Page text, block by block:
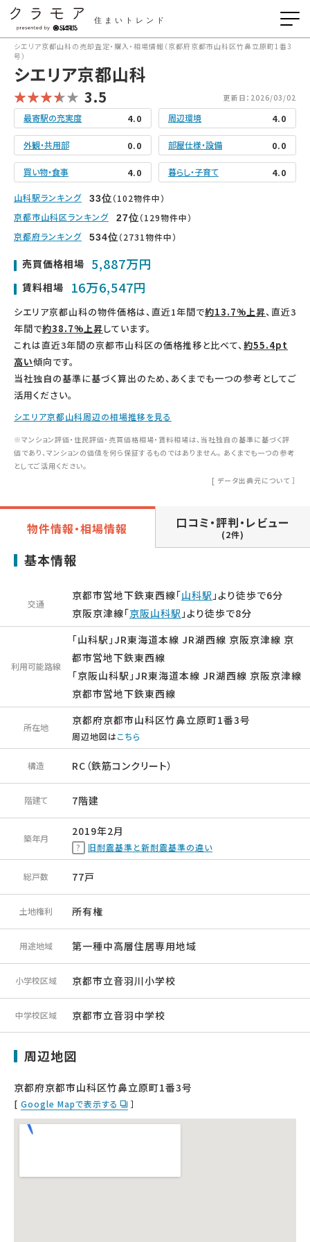
住まいトレンド
シエリア京都山科の売却査定・購入・相場情報（京都府京都市山科区竹鼻立原町1番3
号）
シエリア京都山科
3.5 更新日：2026/03/02
最寄駅の充実度 4.0 周辺環境 4.0
外観・共用部 0.0 部屋仕様・設備 0.0
買い物・食事 4.0 暮らし・子育て 4.0
山科駅ランキング 33位（102物件中）
京都市山科区ランキング
27位（129物件中）
京都府ランキング
534位（2731物件中）
売買価格相場 5,887万円
賃料相場 16万6,547円
シエリア京都山科の物件価格は、直近1年間で約13.7%上昇、直近3
年間で約38.7%上昇しています。
これは直近3年間の京都市山科区の価格推移と比べて、約55.4pt
高い傾向です。
当社独自の基準に基づく算出のため、あくまでも一つの参考としてご
活用ください。
シエリア京都山科周辺の相場推移を見る
※マンション評価・住民評価・売買価格相場・賃料相場は、当社独自の基準に基づく評
価であり、マンションの価値を何ら保証するものではありません。 あくまでも一つの参考
としてご活用ください。
[ データ出典元について ］
物件情報・相場情報 口コミ・評判・レビュー
(2件)
基本情報
交通
京都市営地下鉄東西線「山科駅」より徒歩で6分
京阪京津線「京阪山科駅」より徒歩で8分
利用可能路線
「山科駅」JR東海道本線 JR湖西線 京阪京津線 京
都市営地下鉄東西線
「京阪山科駅」JR東海道本線 JR湖西線 京阪京津線
京都市営地下鉄東西線
所在地
京都府京都市山科区竹鼻立原町1番3号
周辺地図はこちら
構造 RC（鉄筋コンクリート）
階建て 7階建
築年月
2019年2月
旧耐震基準と新耐震基準の違い
総戸数 77戸
土地権利 所有権
用途地域 第一種中高層住居専用地域
小学校区域 京都市立音羽川小学校
中学校区域 京都市立音羽中学校
周辺地図
京都府京都市山科区竹鼻立原町1番3号
[ Google Mapで表示する ］